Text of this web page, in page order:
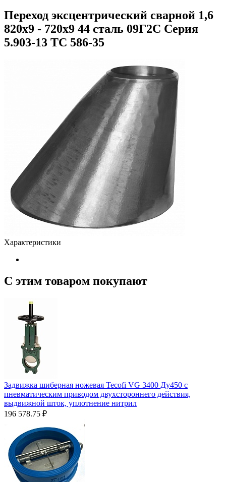
Переход эксцентрический сварной 1,6
820х9 - 720х9 44 сталь 09Г2С Серия
5.903-13 ТС 586-35
Характеристики
С этим товаром покупают
Задвижка шиберная ножевая Tecofi VG 3400 Ду450 с
пневматическим приводом двухстороннего действия,
выдвижной шток, уплотнение нитрил
196 578.75 ₽